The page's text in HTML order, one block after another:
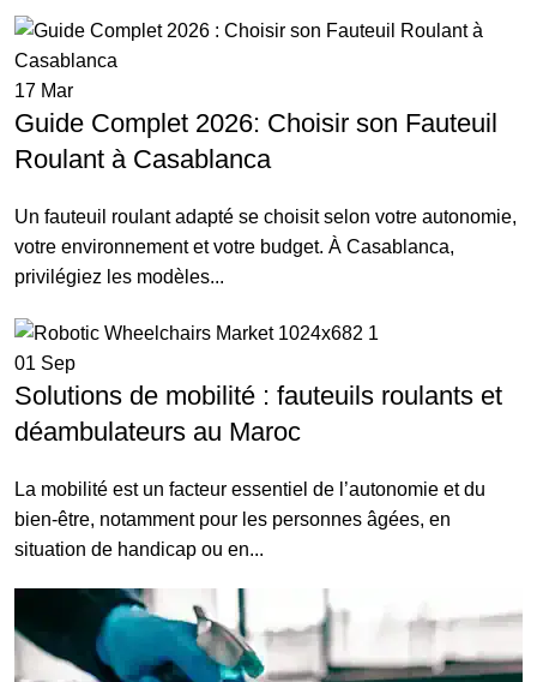
17 Mar
Guide Complet 2026: Choisir son Fauteuil
Roulant à Casablanca
Un fauteuil roulant adapté se choisit selon votre autonomie,
votre environnement et votre budget. À Casablanca,
privilégiez les modèles...
01 Sep
Solutions de mobilité : fauteuils roulants et
déambulateurs au Maroc
La mobilité est un facteur essentiel de l’autonomie et du
bien-être, notamment pour les personnes âgées, en
situation de handicap ou en...